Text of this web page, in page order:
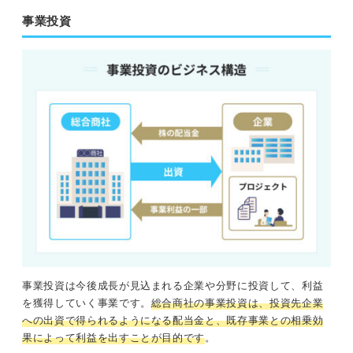
事業投資
事業投資は今後成長が見込まれる企業や分野に投資して、利益
を獲得していく事業です。 総合商社の事業投資は、投資先企業
への出資で得られるようになる配当金と、既存事業との相乗効
果によって利益を出すことが目的です。